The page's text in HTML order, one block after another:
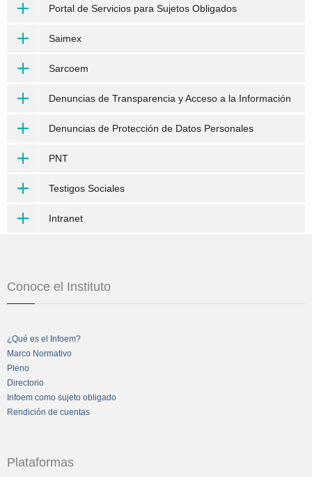
Portal de Servicios para Sujetos Obligados
Saimex
Sarcoem
Denuncias de Transparencia y Acceso a la Información
Denuncias de Protección de Datos Personales
PNT
Testigos Sociales
Intranet
Conoce el Instituto
¿Qué es el Infoem?
Marco Normativo
Pleno
Directorio
Infoem como sujeto obligado
Rendición de cuentas
Plataformas